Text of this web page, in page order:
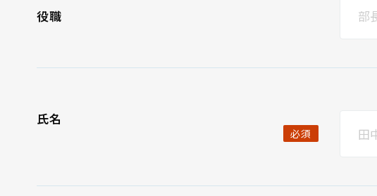
役職
氏名
必須